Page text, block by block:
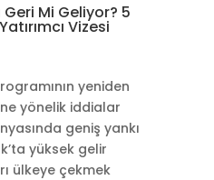
Mi Geliyor? 5
Vizesi
yeniden
yönelik iddialar
geniş yankı
yüksek gelir
ülkeye çekmek